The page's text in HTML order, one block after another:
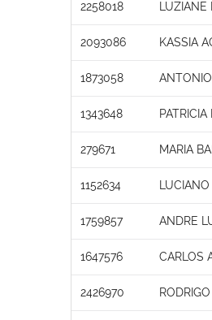
2258018 LUZIANE
2093086 KASSIA
1873058
1343648
279671 MARIA
1152634 LUCIANO
1759857 ANDRE
1647576 CARLOS
2426970